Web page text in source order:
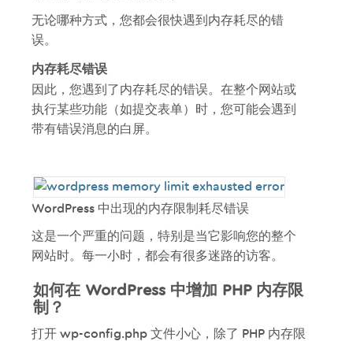
无论哪种方式，您都会很快遇到内存耗尽的错
误。
内存耗尽错误
因此，您遇到了内存耗尽的错误。在整个网站或
执行某些功能（如提交表单）时，您可能会遇到
带有错误消息的白屏。
WordPress 中出现的内存限制耗尽错误
这是一个严重的问题，特别是当它影响您的整个
网站时。每一小时，都会有很多迷路的访客。
如何在 WordPress 中增加 PHP 内存限
制？
打开 wp-config.php 文件小心，除了 PHP 内存限